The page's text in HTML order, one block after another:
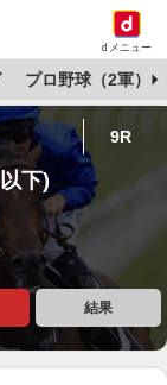
dメニュー
プロ野球（2軍）
9R
下)
結果